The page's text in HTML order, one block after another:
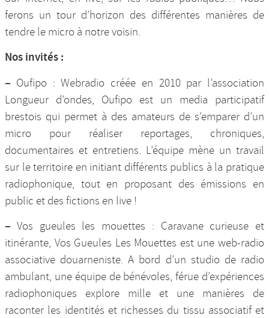
ferons un tour d’horizon des différentes manières de
tendre le micro à notre voisin.
Nos invités :
–Oufipo : Webradio créée en 2010 par l’association
Longueur d’ondes, Oufipo est un media participatif
brestois qui permet à des amateurs de s’emparer d’un
micro pour réaliser reportages, chroniques,
documentaires et entretiens. L’équipe mène un travail
sur le territoire en initiant différents publics à la pratique
radiophonique, tout en proposant des émissions en
public et des fictions en live !
–Vos gueules les mouettes : Caravane curieuse et
itinérante, Vos Gueules Les Mouettes est une web-radio
associative douarneniste. A bord d’un studio de radio
ambulant, une équipe de bénévoles, férue d’expériences
radiophoniques explore mille et une manières de
raconter les identités et richesses du tissu associatif et